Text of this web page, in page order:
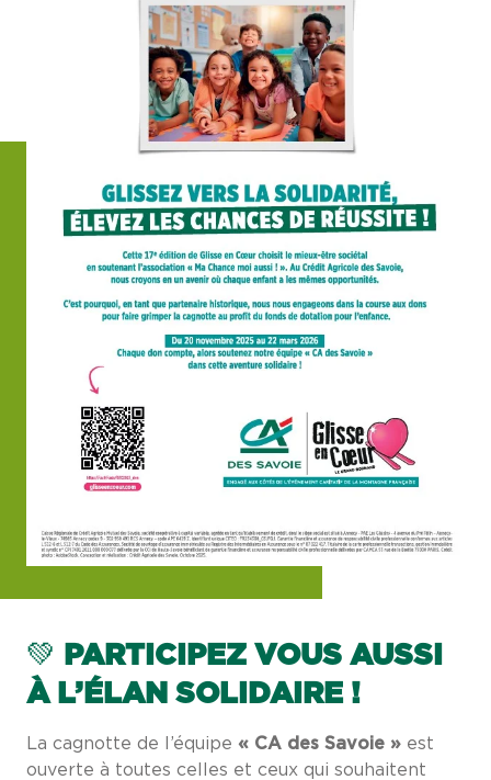
💚
PARTICIPEZ VOUS AUSSI
À L’ÉLAN SOLIDAIRE !
La cagnotte de l’équipe « CA des Savoie » est
ouverte à toutes celles et ceux qui souhaitent